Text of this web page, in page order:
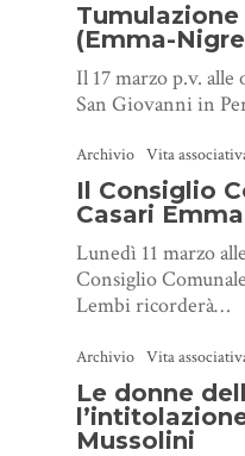
(Emma-
Il 17 marzo p.v.
San Giovanni in
Archivio Vita
Il Consiglio
Casari Emma
Lunedì 11 marzo
Consiglio
Lembi ricorderà…
Archivio Vita
Le donne
Mussolini